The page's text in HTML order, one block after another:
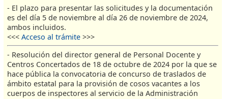
- El plazo para presentar las solicitudes y la documentación
es del día 5 de noviembre al día 26 de noviembre de 2024,
ambos incluidos.
<<<Acceso al trámite >>>
- Resolución del director general de Personal Docente y
Centros Concertados de 18 de octubre de 2024 por la que se
hace pública la convocatoria de concurso de traslados de
ámbito estatal para la provisión de cosos vacantes a los
cuerpos de inspectores al servicio de la Administración